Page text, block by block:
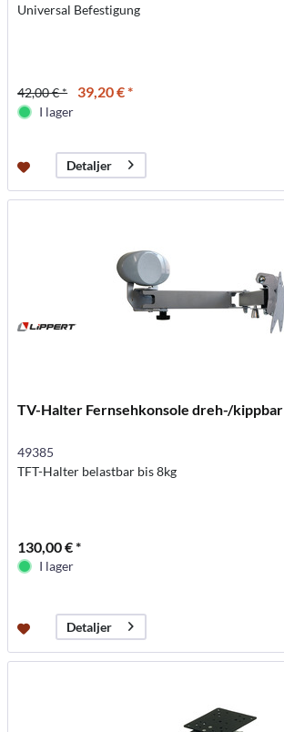
Universal Befestigung
42,00 € * 39,20 € *
I lager
Detaljer
TV-Halter Fernsehkonsole dreh-/kippbar
49385
TFT-Halter belastbar bis 8kg
130,00 € *
I lager
Detaljer